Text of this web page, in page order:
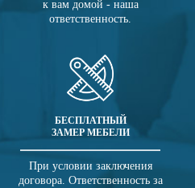
к вам домой - наша
ответственность.
БЕСПЛАТНЫЙ
ЗАМЕР МЕБЕЛИ
При условии заключения
договора. Ответственность за